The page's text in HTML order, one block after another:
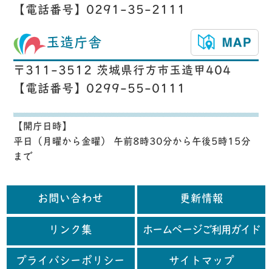
【電話番号】0291-35-2111
玉造庁舎
〒311-3512 茨城県行方市玉造甲404
【電話番号】0299-55-0111
【開庁日時】
平日（月曜から金曜） 午前8時30分から午後5時15分
まで
お問い合わせ 更新情報
リンク集 ホームページご利用ガイド
プライバシーポリシー サイトマップ